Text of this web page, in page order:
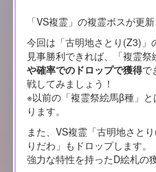
「VS複霊」の複霊ボスが更新
今回は「古明地さとり(Z3)」
見事勝利できれば、「複霊祭
や確率でのドロップで獲得で
戦してみましょう！
※以前の「複霊祭絵馬β種」
ります。
また、VS複霊「古明地さと
りだわ」もドロップします。
強力な特性を持ったD絵札の